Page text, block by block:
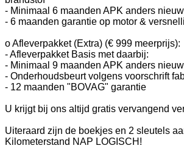
- Minimaal 6 maanden APK anders
- 6 maanden garantie op motor &
o Afleverpakket (Extra) (€ 999 meerprijs):
- Afleverpakket Basis met daarbij:
- Minimaal 9 maanden APK anders
- Onderhoudsbeurt volgens voorschrift
- 12 maanden "BOVAG" garantie
U krijgt bij ons altijd gratis vervangend
Uiteraard zijn de boekjes en 2 sleutels
Kilometerstand NAP LOGISCH!